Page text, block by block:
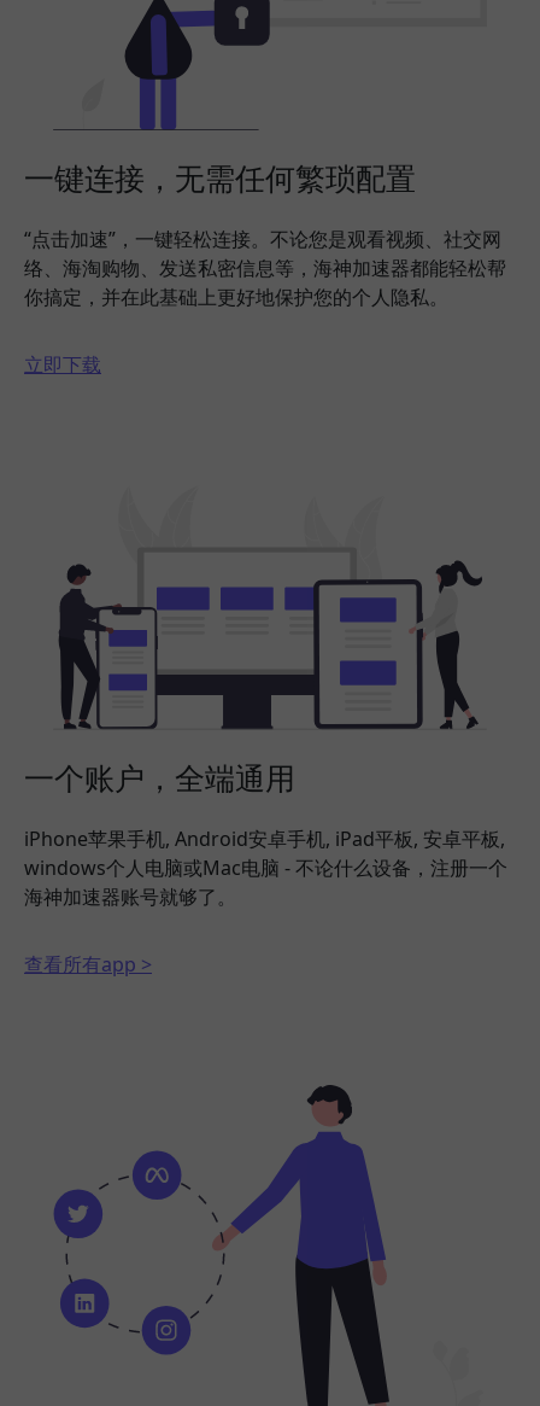
一键连接，无需任何繁琐配置
“点击加速”，一键轻松连接。不论您是观看视频、社交网
络、海淘购物、发送私密信息等，海神加速器都能轻松帮
你搞定，并在此基础上更好地保护您的个人隐私。
立即下载
一个账户，全端通用
iPhone苹果手机, Android安卓手机, iPad平板, 安卓平板,
windows个人电脑或Mac电脑 - 不论什么设备，注册一个
海神加速器账号就够了。
查看所有app >